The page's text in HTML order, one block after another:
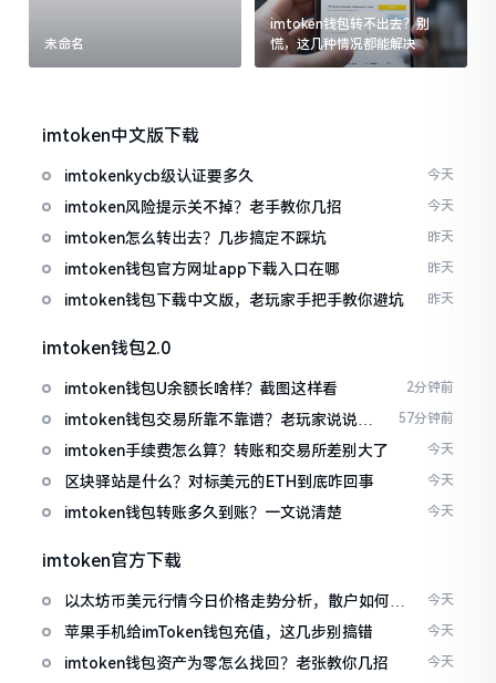
未命名
imtoken钱包转不出去？别
慌，这几种情况都能解决
imtoken中文版下载
imtokenkycb级认证要多久 今天
imtoken风险提示关不掉？老手教你几招 今天
imtoken怎么转出去？几步搞定不踩坑 昨天
imtoken钱包官方网址app下载入口在哪 昨天
imtoken钱包下载中文版，老玩家手把手教你避坑 昨天
imtoken钱包2.0
imtoken钱包U余额长啥样？截图这样看 2分钟前
imtoken钱包交易所靠不靠谱？老玩家说说心
里话
57分钟前
imtoken手续费怎么算？转账和交易所差别大了 今天
区块驿站是什么？对标美元的ETH到底咋回事 今天
imtoken钱包转账多久到账？一文说清楚 今天
imtoken官方下载
以太坊币美元行情今日价格走势分析，散户如何避
免追涨杀跌被套牢
今天
苹果手机给imToken钱包充值，这几步别搞错 今天
imtoken钱包资产为零怎么找回？老张教你几招 今天